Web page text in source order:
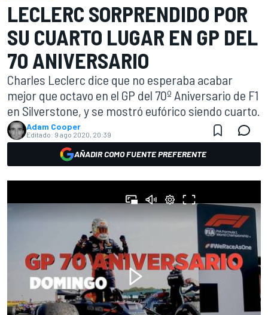
LECLERC SORPRENDIDO POR
SU CUARTO LUGAR EN GP DEL
70 ANIVERSARIO
Charles Leclerc dice que no esperaba acabar
mejor que octavo en el GP del 70º Aniversario de F1
en Silverstone, y se mostró eufórico siendo cuarto.
Adam Cooper
Editado: 9 ago 2020, 20:39
AÑADIR COMO FUENTE PREFERENTE